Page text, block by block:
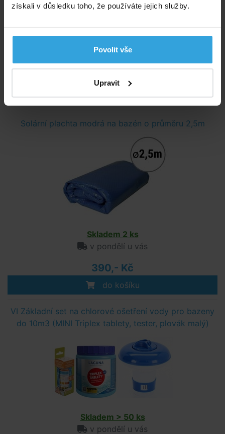
získali v důsledku toho, že používáte jejich služby.
Povolit vše
Upravit
Nedostupné
699,- Kč
Solární plachta modrá na bazén o průměru 2,5m
Skladem 2 ks
v pondělí u vás
390,- Kč
do košíku
VI Základní set na chlorové ošetření vody pro bazeny
do 10m3 (MINI Triplex tablety, tester, plovák malý)
Skladem > 50 ks
v pondělí u vás